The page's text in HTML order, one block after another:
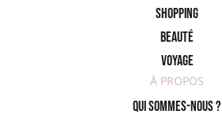
Shopping
Beauté
Voyage
À PROPOS
Qui sommes-nous ?